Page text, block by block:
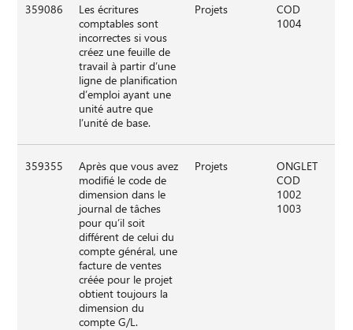
359086
Les écritures
comptables sont
incorrectes si vous
créez une feuille de
travail à partir d’une
ligne de planification
d’emploi ayant une
unité autre que
l’unité de base.
Projets
COD
1004
359355
Après que vous avez
modifié le code de
dimension dans le
journal de tâches
pour qu’il soit
différent de celui du
compte général, une
facture de ventes
créée pour le projet
obtient toujours la
dimension du
compte G/L.
Projets
ONGLET
COD
1002
1003